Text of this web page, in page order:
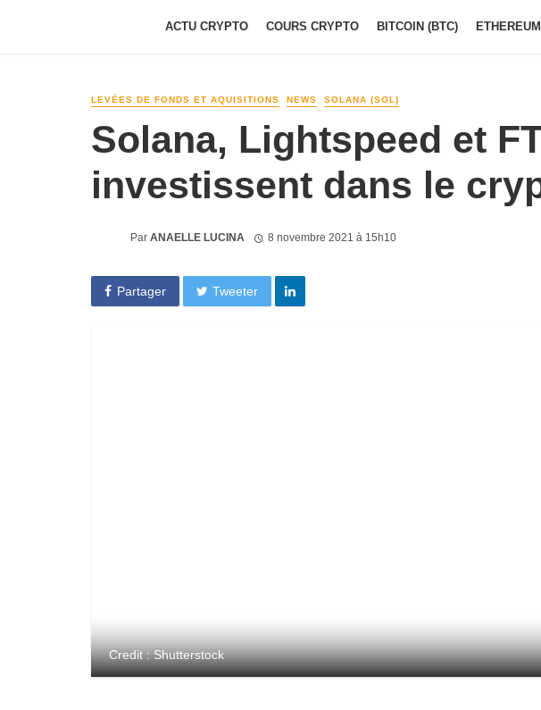
ACTU CRYPTO COURS CRYPTO BITCOIN (BTC)
LEVÉES DE FONDS ET AQUISITIONS NEWS SOLANA (SOL)
Solana, Lightspeed et
investissent dans le
Par ANAELLE LUCINA 8 novembre 2021 à 15h10
Partager Tweeter
Credit : Shutterstock